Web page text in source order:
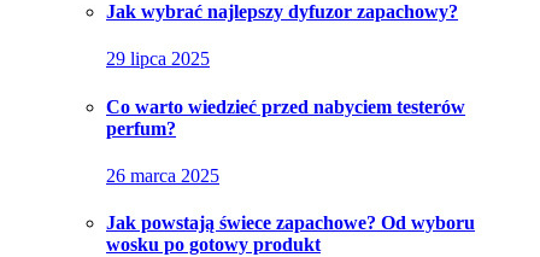
Jak wybrać najlepszy dyfuzor zapachowy?
29 lipca 2025
Co warto wiedzieć przed nabyciem testerów
perfum?
26 marca 2025
Jak powstają świece zapachowe? Od wyboru
wosku po gotowy produkt